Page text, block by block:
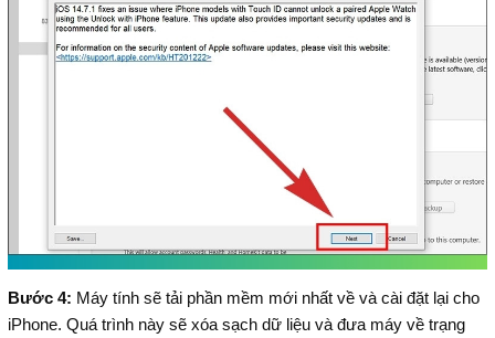
Bước 4: Máy tính sẽ tải phần mềm mới nhất về và cài đặt lại cho
iPhone. Quá trình này sẽ xóa sạch dữ liệu và đưa máy về trạng